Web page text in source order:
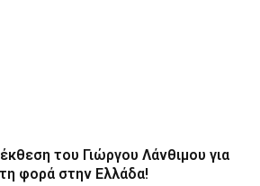
του Γιώργου Λάνθιμου για
φορά στην Ελλάδα!